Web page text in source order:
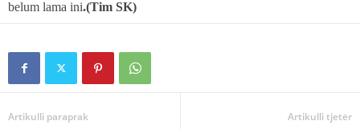
belum lama ini.(Tim SK)
Artikulli paraprak Artikulli tjetër